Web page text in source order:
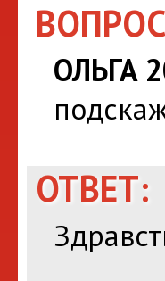
ОЛЬГА
ОТВЕТ: